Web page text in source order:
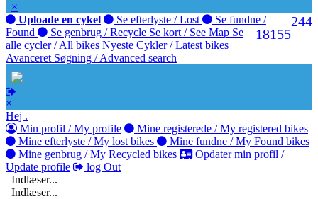
×
Uploade en cykel
Se efterlyste / Lost 244
Se fundne /
Found
55
Se genbrug / Recycle 181
Se kort / See Map Se
alle cycler / All bikes Nyeste Cykler / Latest bikes
Avanceret Søgning / Advanced search
×
Hej .
Min profil / My profile
Mine registerede / My registered bikes
Mine efterlyste / My lost bikes
Mine fundne / My Found bikes
Mine genbrug / My Recycled bikes
Opdater min profil /
Update profile
log Out
Indlæser...
Indlæser...